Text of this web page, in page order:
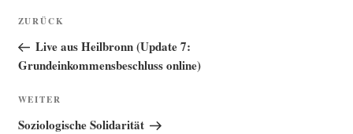
Beitragsnavigation
Vorheriger
Beitrag
ZURÜCK
Live aus Heilbronn (Update 7:
Grundeinkommensbeschluss online)
Nächster
Beitrag
WEITER
Soziologische Solidarität